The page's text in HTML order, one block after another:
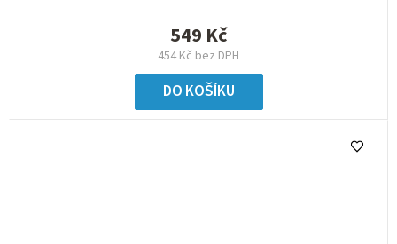
454 Kč bez DPH
549 Kč
DO KOŠÍKU